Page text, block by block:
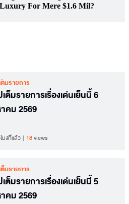
มรายการ
ต็มรายการเรื่องเด่นเย็นนี้ 6
คม 2569
มงที่แล้ว 18views
มรายการ
ต็มรายการเรื่องเด่นเย็นนี้ 5
คม 2569